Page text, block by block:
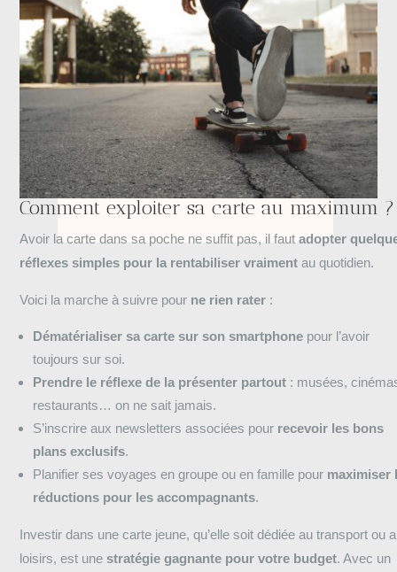
Comment exploiter sa carte au maximum ?
Avoir la carte dans sa poche ne suffit pas, il fautadopter
réflexes simples pour la rentabiliser vraiment au quotidien.
Voici la marche à suivre pour ne rien rater :
Dématérialiser sa carte sur son smartphone pour l’avoir
toujours sur soi.
Prendre le réflexe de la présenter partout : musées,
restaurants… on ne sait jamais.
S’inscrire aux newsletters associées pour recevoir les bons
plans exclusifs.
Planifier ses voyages en groupe ou en famille pour maximiser
réductions pour les accompagnants.
Investir dans une carte jeune, qu’elle soit dédiée au transport ou
loisirs, est une stratégie gagnante pour votre budget. Avec un